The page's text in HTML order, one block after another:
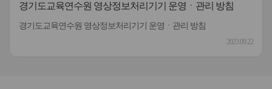
경기도교육연수원 영상정보처리기기 운영ㆍ관리 방침
경기도교육연수원 영상정보처리기기 운영ㆍ관리 방침
2023.09.22